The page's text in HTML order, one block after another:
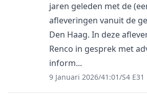
jaren geleden met de
afleveringen vanuit de
Den Haag. In deze
Renco in gesprek met
inform...
9 Januari 2026/41:01/S4 E31